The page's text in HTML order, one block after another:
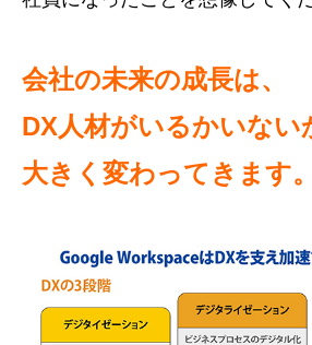
会社の未来の成長は、
DX人材がいるかいない
大きく変わってきます。